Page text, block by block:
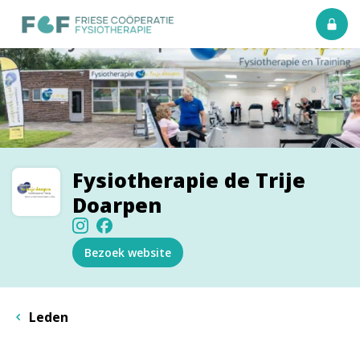
Fysiotherapie de Trije
Doarpen
Bezoek website
Leden